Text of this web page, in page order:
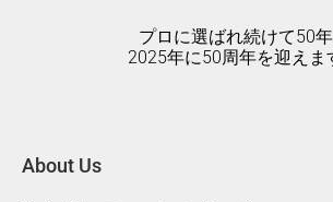
プロに選ばれ続けて50年
2025年に50周年を迎えま
About Us